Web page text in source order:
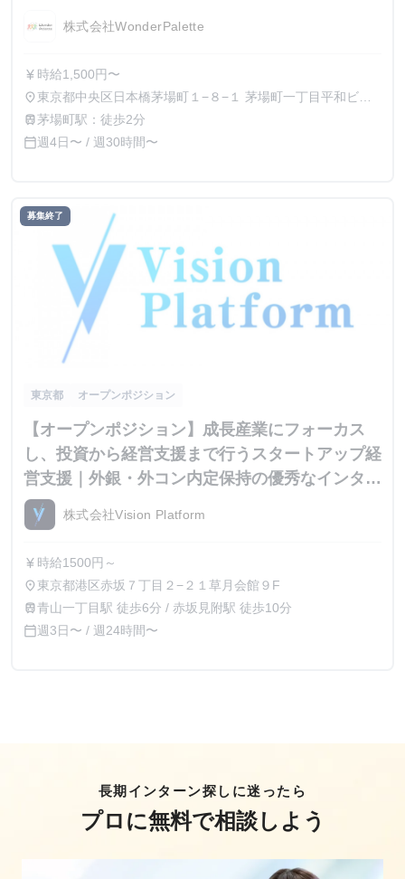
株式会社WonderPalette
currency_yen 時給1,500円〜
place東京都中央区日本橋茅場町１−８−１ 茅場町一丁目平和ビル
７階
train茅場町駅：徒歩2分
calendar_today週4日〜 / 週30時間〜
募集終了
東京都 オープンポジション
【オープンポジション】成長産業にフォーカス
し、投資から経営支援まで行うスタートアップ経
営支援｜外銀・外コン内定保持の優秀なインター
ン生が集結
株式会社Vision Platform
currency_yen 時給1500円～
place東京都港区赤坂７丁目２−２１草月会館９F
train青山一丁目駅 徒歩6分 / 赤坂見附駅 徒歩10分
calendar_today週3日〜 / 週24時間〜
長期インターン探しに迷ったら
プロに無料で相談しよう